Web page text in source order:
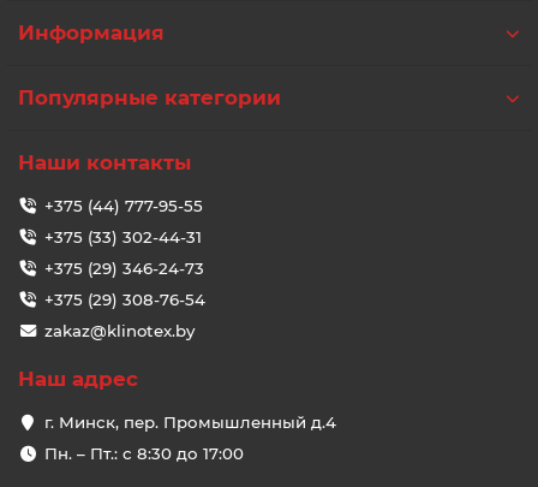
Информация
Популярные категории
Наши контакты
+375 (44) 777-95-55
+375 (33) 302-44-31
+375 (29) 346-24-73
+375 (29) 308-76-54
zakaz@klinotex.by
Наш адрес
г. Минск, пер. Промышленный д.4
Пн. – Пт.: с 8:30 до 17:00